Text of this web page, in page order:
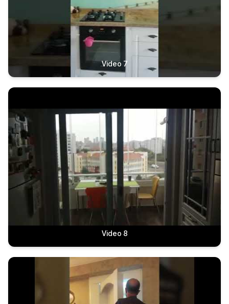
Video 7
Video 8